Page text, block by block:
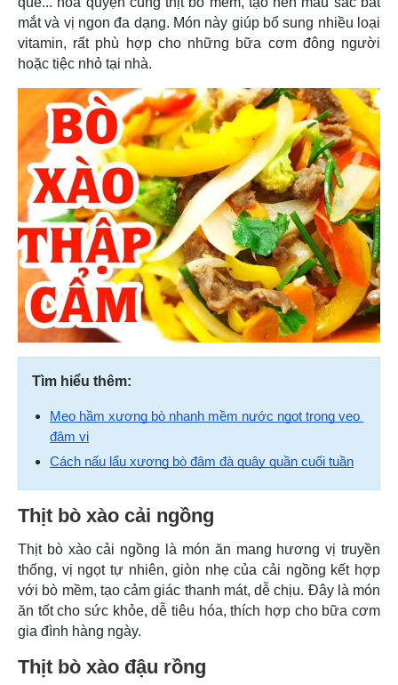
mắt và vị ngon đa dạng. Món này giúp bổ sung nhiều loại
vitamin, rất phù hợp cho những bữa cơm đông người
hoặc tiệc nhỏ tại nhà.
Tìm hiểu thêm:
Mẹo hầm xương bò nhanh mềm nước ngọt trong veo
đậm vị
Cách nấu lẩu xương bò đậm đà quây quần cuối tuần
Thịt bò xào cải ngồng
Thịt bò xào cải ngồng là món ăn mang hương vị truyền
thống, vị ngọt tự nhiên, giòn nhẹ của cải ngồng kết hợp
với bò mềm, tạo cảm giác thanh mát, dễ chịu. Đây là món
ăn tốt cho sức khỏe, dễ tiêu hóa, thích hợp cho bữa cơm
gia đình hàng ngày.
Thịt bò xào đậu rồng